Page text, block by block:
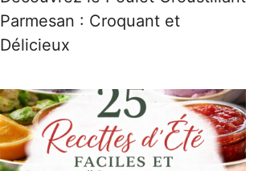
Parmesan : Croquant et
Délicieux